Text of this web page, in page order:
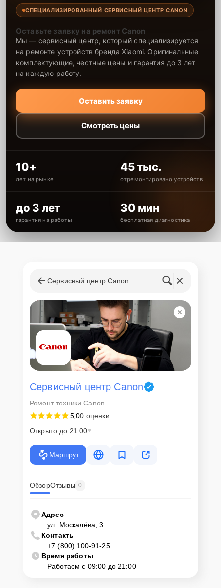
СПЕЦИАЛИЗИРОВАННЫЙ СЕРВИСНЫЙ ЦЕНТР CANON
Оставьте заявку на ремонт Canon
Мы — сервисный центр, который специализируется
на ремонте устройств бренда Xiaomi. Оригинальные
комплектующие, честные цены и гарантия до 3 лет
на каждую работу.
Оставить заявку
Смотреть цены
10+
лет на рынке
45 тыс.
отремонтировано устройств
до 3 лет
гарантия на работы
30 мин
бесплатная диагностика
Сервисный центр Canon
Сервисный центр Canon
Ремонт техники Canon
5,00 оценки
Открыто до 21:00
Маршрут
ОбзорОтзывы 0
Адрес
ул. Москалёва, 3
Контакты
+7 (800) 100-91-25
Время работы
Работаем с 09:00 до 21:00